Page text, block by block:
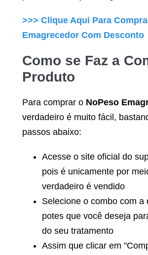
>>> Clique Aqui Para
Emagrecedor Com Desconto
Como se Faz a
Produto
Para comprar o NoPeso
verdadeiro é muito fácil,
passos abaixo:
Acesse o site oficial do
pois é unicamente por
verdadeiro é vendido
Selecione o combo com a
potes que você deseja
do seu tratamento
Assim que clicar em